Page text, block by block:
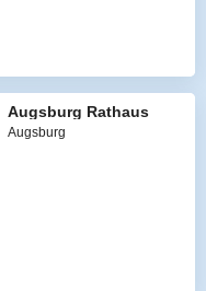
Augsburg Rathaus
Augsburg